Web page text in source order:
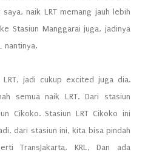
naik LRT memang jauh lebih
Stasiun Manggarai juga, jadinya
nantinya.
jadi cukup excited juga dia.
semua naik LRT. Dari stasiun
Cikoko. Stasiun LRT Cikoko ini
dari stasiun ini, kita bisa pindah
TransJakarta, KRL, Dan ada